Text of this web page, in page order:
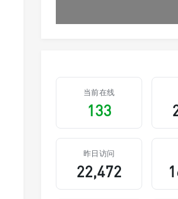
当前在线
133
昨日访问
22,472